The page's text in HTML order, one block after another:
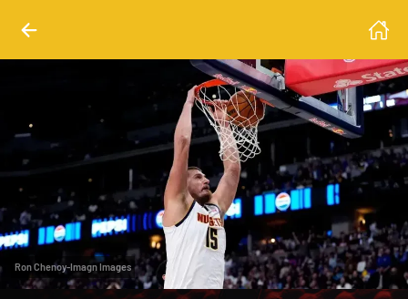
Ron Chenoy-Imagn Images